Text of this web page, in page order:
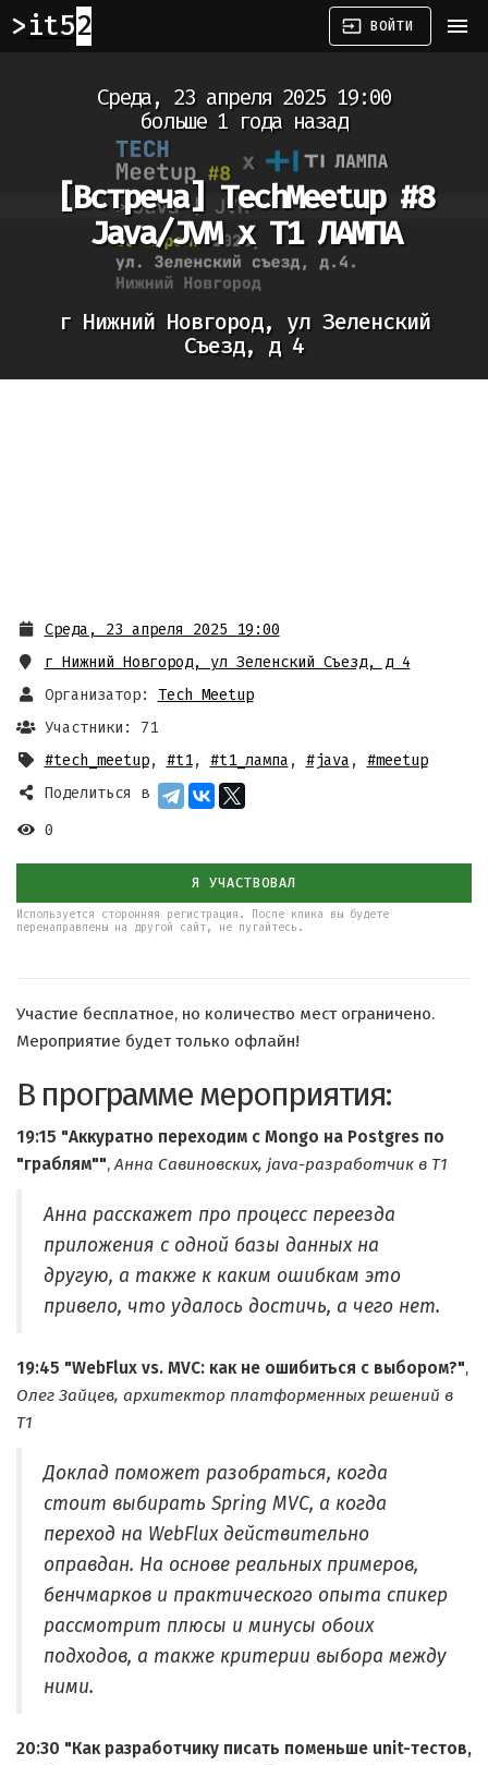
it52 input ВОЙТИ menu
Среда, 23 апреля 2025 19:00
больше 1 года назад
[Встреча] TechMeetup #8
Java/JVM x T1 ЛАМПА
г Нижний Новгород, ул Зеленский
Съезд, д 4
Среда, 23 апреля 2025 19:00
г Нижний Новгород, ул Зеленский Съезд, д 4
Организатор:
Tech Meetup
Участники: 71
#tech_meetup, #t1, #t1_лампа , #java , #meetup
Поделиться в
0
Я УЧАСТВОВАЛ
Используется сторонняя регистрация. После клика вы будете
перенаправлены на другой сайт, не пугайтесь.
Участие бесплатное, но количество мест ограничено.
Мероприятие будет только офлайн!
В программе мероприятия:
19:15 "Аккуратно переходим с Mongo на Postgres по
"граблям"",Анна Савиновских, java-разработчик в Т1
Анна расскажет про процесс переезда
приложения с одной базы данных на
другую, а также к каким ошибкам это
привело, что удалось достичь, а чего нет.
19:45 "WebFlux vs. MVC: как не ошибиться с выбором?",
Олег Зайцев, архитектор платформенных решений в
Т1
Доклад поможет разобраться, когда
стоит выбирать Spring MVC, а когда
переход на WebFlux действительно
оправдан. На основе реальных примеров,
бенчмарков и практического опыта спикер
рассмотрит плюсы и минусы обоих
подходов, а также критерии выбора между
ними.
20:30 "Как разработчику писать поменьше unit-тестов,